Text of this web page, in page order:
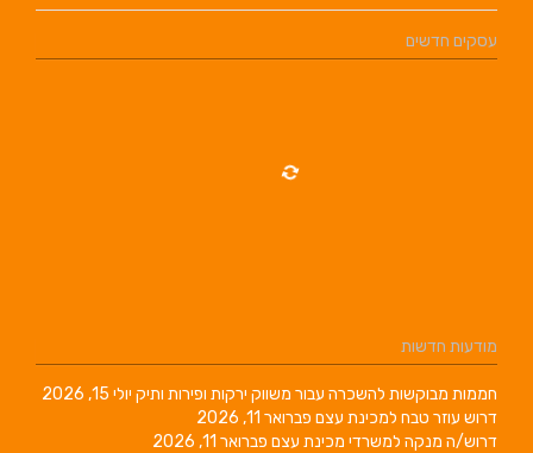
עסקים חדשים
מודעות חדשות
חממות מבוקשות להשכרה עבור משווק ירקות ופירות ותיק יולי 15, 2026
דרוש עוזר טבח למכינת עצם פברואר 11, 2026
דרוש/ה מנקה למשרדי מכינת עצם פברואר 11, 2026